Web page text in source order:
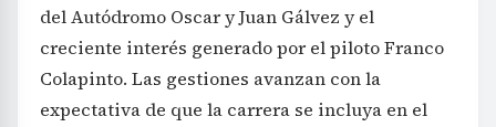
del Autódromo Oscar y Juan Gálvez y el
creciente interés generado por el piloto Franco
Colapinto. Las gestiones avanzan con la
expectativa de que la carrera se incluya en el